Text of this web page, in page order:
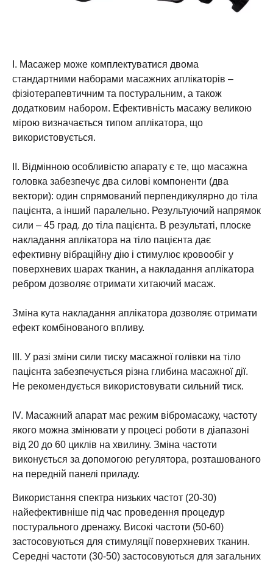
I. Масажер може комплектуватися двома
стандартними наборами масажних аплікаторів –
фізіотерапевтичним та постуральним, а також
додатковим набором. Ефективність масажу великою
мірою визначається типом аплікатора, що
використовується.
ІІ. Відмінною особливістю апарату є те, що масажна
головка забезпечує два силові компоненти (два
вектори): один спрямований перпендикулярно до тіла
пацієнта, а інший паралельно. Результуючий напрямок
сили – 45 град. до тіла пацієнта. В результаті, плоске
накладання аплікатора на тіло пацієнта дає
ефективну вібраційну дію і стимулює кровообіг у
поверхневих шарах тканин, а накладання аплікатора
ребром дозволяє отримати хитаючий масаж.
Зміна кута накладання аплікатора дозволяє отримати
ефект комбінованого впливу.
ІІІ. У разі зміни сили тиску масажної голівки на тіло
пацієнта забезпечується різна глибина масажної дії.
Не рекомендується використовувати сильний тиск.
IV. Масажний апарат має режим вібромасажу, частоту
якого можна змінювати у процесі роботи в діапазоні
від 20 до 60 циклів на хвилину. Зміна частоти
виконується за допомогою регулятора, розташованого
на передній панелі приладу.
Використання спектра низьких частот (20-30)
найефективніше під час проведення процедур
постурального дренажу. Високі частоти (50-60)
застосовуються для стимуляції поверхневих тканин.
Середні частоти (30-50) застосовуються для загальних